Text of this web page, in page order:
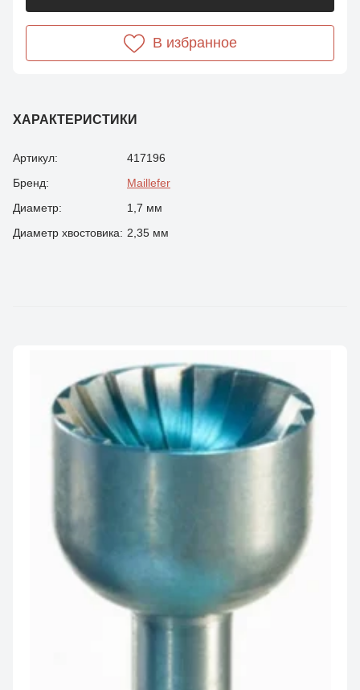
ХАРАКТЕРИСТИКИ
Артикул:
417196
Бренд:
Maillefer
Диаметр:
1,7 мм
Диаметр хвостовика: 2,35 мм
В избранное